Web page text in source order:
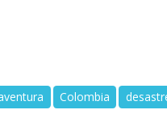
Colombia